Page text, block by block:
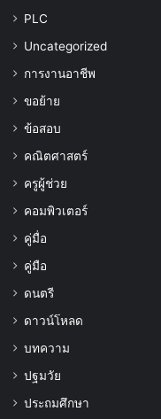
PLC
Uncategorized
การงานอาชีพ
ขอย้าย
ข้อสอบ
คณิตศาสตร์
ครูผู้ช่วย
คอมพิวเตอร์
คู่มื่อ
คู่มือ
ดนตรี
ดาวน์โหลด
บทความ
ปฐมวัย
ประถมศึกษา